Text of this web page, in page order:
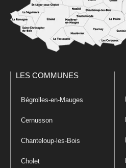
LES COMMUNES
Bégrolles-en-Mauges
Cernusson
Chanteloup-les-Bois
Cholet